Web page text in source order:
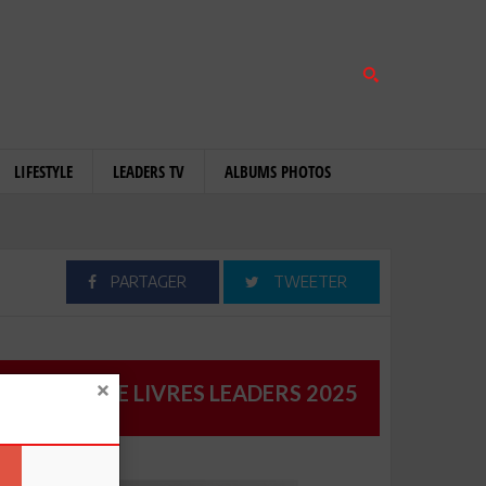
LIFESTYLE LEADERS TV ALBUMS PHOTOS
PARTAGER TWEETER
CATALOGUE LIVRES LEADERS 2025